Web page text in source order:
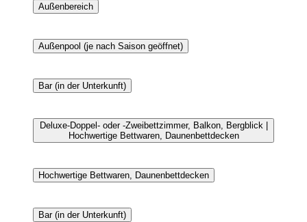
Außenbereich
Außenpool (je nach Saison geöffnet)
Bar (in der Unterkunft)
Deluxe-Doppel- oder -Zweibettzimmer, Balkon, Bergblick |
Hochwertige Bettwaren, Daunenbettdecken
Hochwertige Bettwaren, Daunenbettdecken
Bar (in der Unterkunft)